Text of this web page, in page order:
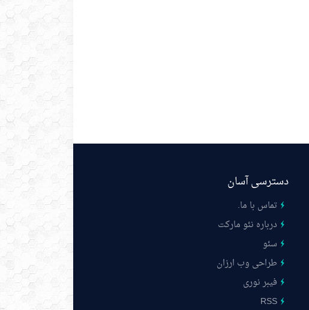
دسترسی آسان
تماس با ما.
درباره نئو مارکت
سئو
طراحی وب ارزان
فیبر نوری
RSS